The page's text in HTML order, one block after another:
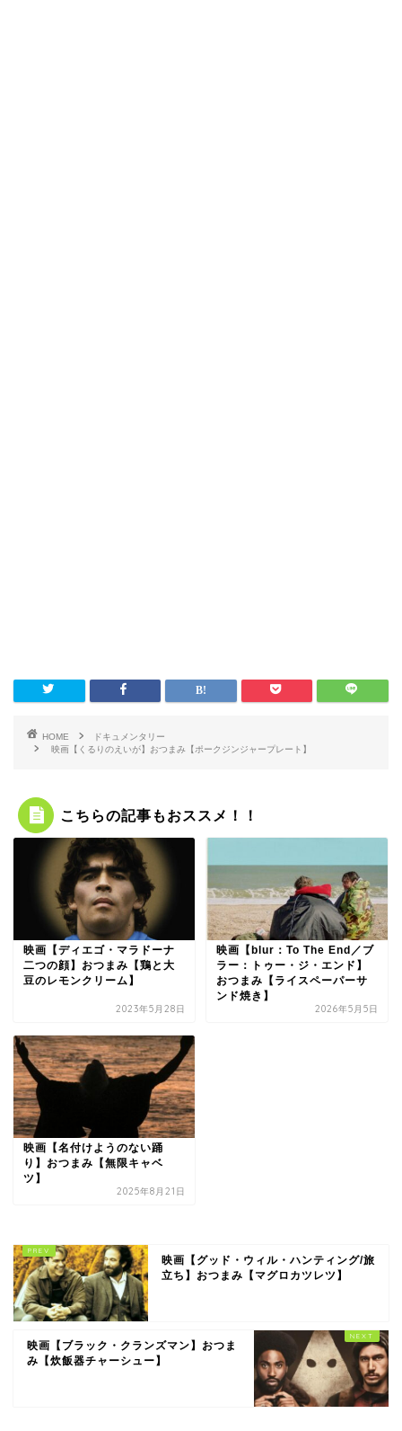
HOME
ドキュメンタリー
映画【くるりのえいが】おつまみ【ポークジンジャープレート】
こちらの記事もおススメ！！
映画【ディエゴ・マラドーナ
二つの顔】おつまみ【鶏と大
豆のレモンクリーム】
2023年5月28日
映画【blur：To The End／ブ
ラー：トゥー・ジ・エンド】
おつまみ【ライスペーパーサ
ンド焼き】
2026年5月5日
映画【名付けようのない踊
り】おつまみ【無限キャベ
ツ】
2025年8月21日
映画【グッド・ウィル・ハンティング/旅
立ち】おつまみ【マグロカツレツ】
映画【ブラック・クランズマン】おつま
み【炊飯器チャーシュー】